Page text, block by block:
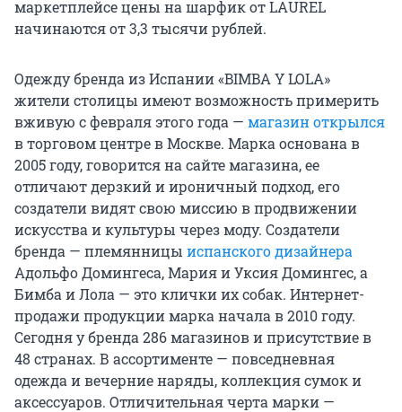
маркетплейсе цены на шарфик от LAUREL
начинаются от 3,3 тысячи рублей.
Одежду бренда из Испании «BIMBA Y LOLA»
жители столицы имеют возможность примерить
вживую с февраля этого года — магазин открылся
в торговом центре в Москве. Марка основана в
2005 году, говорится на сайте магазина, ее
отличают дерзкий и ироничный подход, его
создатели видят свою миссию в продвижении
искусства и культуры через моду. Создатели
бренда — племянницы испанского дизайнера
Адольфо Домингеса, Мария и Уксия Домингес, а
Бимба и Лола — это клички их собак. Интернет-
продажи продукции марка начала в 2010 году.
Сегодня у бренда 286 магазинов и присутствие в
48 странах. В ассортименте — повседневная
одежда и вечерние наряды, коллекция сумок и
аксессуаров. Отличительная черта марки —